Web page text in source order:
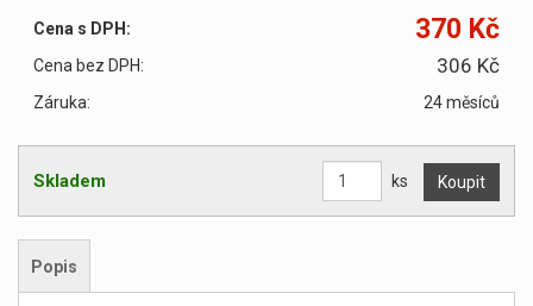
Cena s DPH: 370 Kč
Cena bez DPH: 306 Kč
Záruka: 24 měsíců
Skladem ks
Popis